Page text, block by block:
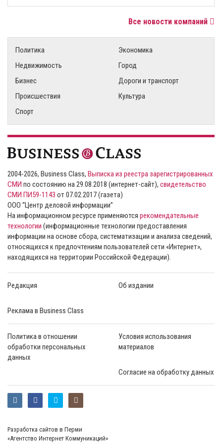
Все новости компаний
Политика
Экономика
Недвижимость
Город
Бизнес
Дороги и транспорт
Происшествия
Культура
Спорт
2004-2026, Business Class, Выписка из реестра зарегистрированных
СМИ по состоянию на 29.08.2018 (интернет-сайт), свидетельство
СМИ ПИ59-1143 от 07.02.2017 (газета)
ООО “Центр деловой информации”
На информационном ресурсе применяются рекомендательные
технологии (информационные технологии предоставления
информации на основе сбора, систематизации и анализа сведений,
относящихся к предпочтениям пользователей сети «Интернет»,
находящихся на территории Российской Федерации).
Редакция Об издании
Реклама в Business Class
Политика в отношении
обработки персональных
данных
Условия использования
материалов
Согласие на обработку данных
Разработка сайтов в Перми
«Агентство Интернет Коммуникаций»